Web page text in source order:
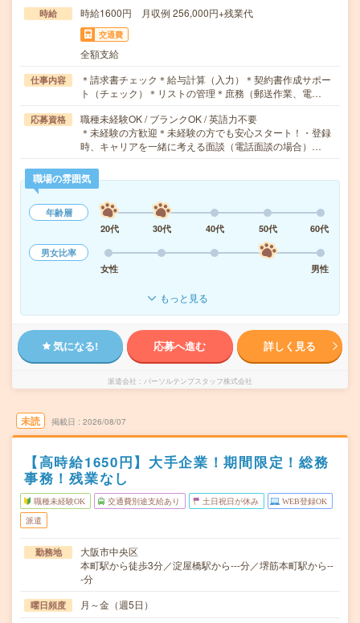
時給 時給1600円 月収例 256,000円+残業代
交通費
全額支給
仕事内容
＊請求書チェック＊給与計算（入力）＊契約書作成サポー
ト（チェック）＊リストの管理＊庶務（郵送作業、電…
応募資格
職種未経験OK / ブランクOK / 英語力不要
＊未経験の方歓迎＊未経験の方でも安心スタート！・登録
時、キャリアを一緒に考える面談（電話面談の場合）…
職場の雰囲気
年齢層
20代
30代 40代 50代
60代
男女比率
女性
男性
もっと見る
気になる! 応募へ進む 詳しく見る
派遣会社 パーソルテンプスタッフ株式会社
未読 掲載日 2026/08/07
【高時給1650円】大手企業！期間限定！総務
事務！残業なし
職種未経験OK 交通費別途支給あり 土日祝日が休み WEB登録OK
派遣
勤務地
大阪市中央区
本町駅から徒歩3分／淀屋橋駅から---分／堺筋本町駅から--
-分
曜日頻度 月～金（週5日）